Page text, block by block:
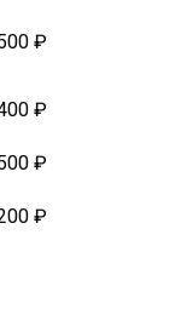
₽
₽
₽
₽